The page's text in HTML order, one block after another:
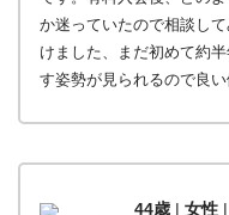
か迷っていたので相談し
けました、まだ初めて約
す姿勢が見られるので良い
44歳 |女性 |